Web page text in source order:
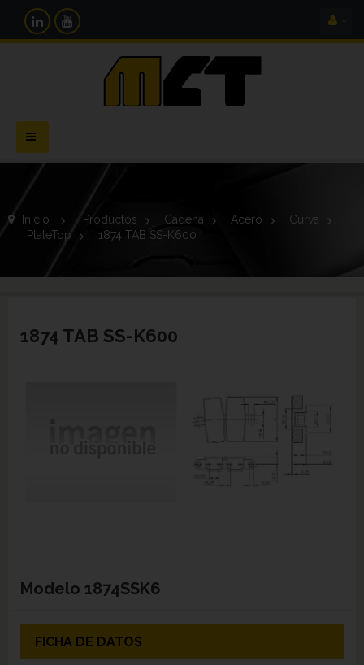
Navegación
Toggle
Inicio > Productos > Cadena > Acero >
Curva
PlateTop > 1874 TAB SS-K600
1874 TAB SS-K600
Modelo 1874SSK6
FICHA DE DATOS